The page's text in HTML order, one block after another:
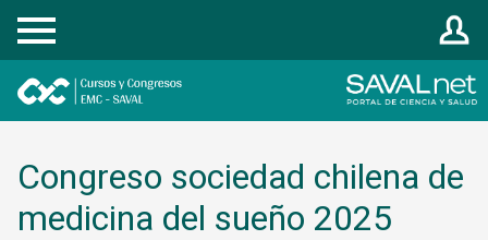
Registrarse
Congreso sociedad chilena de
medicina del sueño 2025